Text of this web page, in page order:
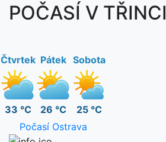
POČASÍ V TŘINCI
Čtvrtek
33 °C
Pátek
26 °C
Sobota
25 °C
Počasí Ostrava